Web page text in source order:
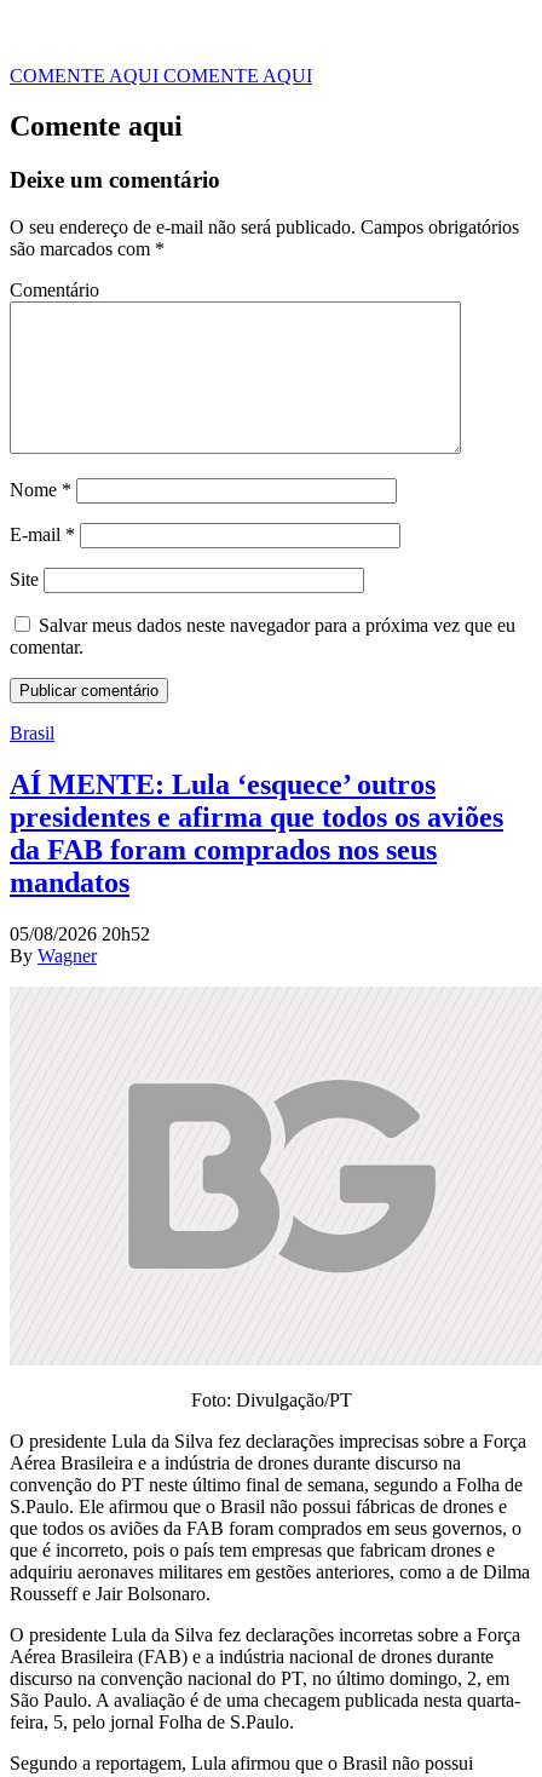
COMENTE AQUI COMENTE AQUI
Comente aqui
Deixe um comentário
O seu endereço de e-mail não será publicado. Campos obrigatórios
são marcados com *
Comentário
Nome *
E-mail *
Site
Salvar meus dados neste navegador para a próxima vez que eu
comentar.
Brasil
AÍ MENTE: Lula ‘esquece’ outros
presidentes e afirma que todos os aviões
da FAB foram comprados nos seus
mandatos
05/08/2026 20h52
By Wagner
Foto: Divulgação/PT
O presidente Lula da Silva fez declarações imprecisas sobre a Força
Aérea Brasileira e a indústria de drones durante discurso na
convenção do PT neste último final de semana, segundo a Folha de
S.Paulo. Ele afirmou que o Brasil não possui fábricas de drones e
que todos os aviões da FAB foram comprados em seus governos, o
que é incorreto, pois o país tem empresas que fabricam drones e
adquiriu aeronaves militares em gestões anteriores, como a de Dilma
Rousseff e Jair Bolsonaro.
O presidente Lula da Silva fez declarações incorretas sobre a Força
Aérea Brasileira (FAB) e a indústria nacional de drones durante
discurso na convenção nacional do PT, no último domingo, 2, em
São Paulo. A avaliação é de uma checagem publicada nesta quarta-
feira, 5, pelo jornal Folha de S.Paulo.
Segundo a reportagem, Lula afirmou que o Brasil não possui